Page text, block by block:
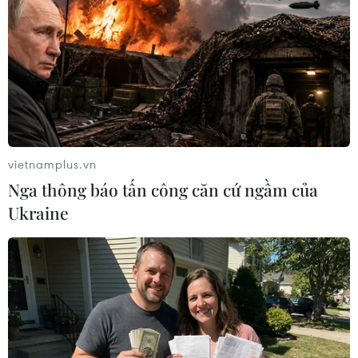
14/06/2026 13:20
Xem thêm
CƠ QUAN CHỦ QUẢN: THÔNG TẤN XÃ VIỆT NAM
Phó Tổng Biên tập: NGUYỄN THỊ TÁM, KHÚC THANH
THỦY
Sở hữu trí tuệ
Quy định sử dụng
RSS
Hỗ trợ
vietnamplus.vn
Nga thông báo tấn công căn cứ ngầm của
Ukraine